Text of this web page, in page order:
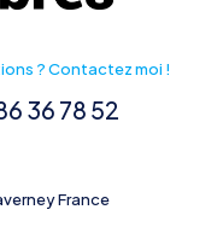
? Contactez moi !
36 78 52
France